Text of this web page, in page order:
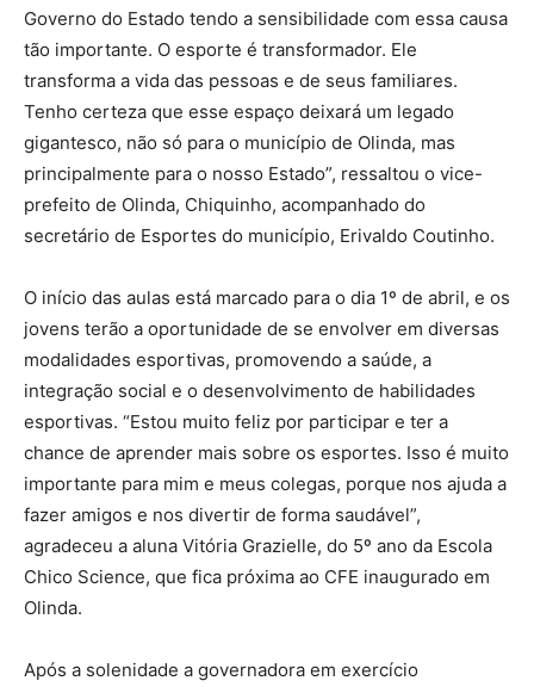
Governo do Estado tendo a sensibilidade com essa causa
tão importante. O esporte é transformador. Ele
transforma a vida das pessoas e de seus familiares.
Tenho certeza que esse espaço deixará um legado
gigantesco, não só para o município de Olinda, mas
principalmente para o nosso Estado”, ressaltou o vice-
prefeito de Olinda, Chiquinho, acompanhado do
secretário de Esportes do município, Erivaldo Coutinho.
O início das aulas está marcado para o dia 1º de abril, e os
jovens terão a oportunidade de se envolver em diversas
modalidades esportivas, promovendo a saúde, a
integração social e o desenvolvimento de habilidades
esportivas. “Estou muito feliz por participar e ter a
chance de aprender mais sobre os esportes. Isso é muito
importante para mim e meus colegas, porque nos ajuda a
fazer amigos e nos divertir de forma saudável”,
agradeceu a aluna Vitória Grazielle, do 5º ano da Escola
Chico Science, que fica próxima ao CFE inaugurado em
Olinda.
Após a solenidade a governadora em exercício